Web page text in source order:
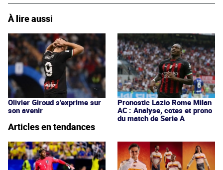
À lire aussi
Olivier Giroud s'exprime sur
son avenir
Pronostic Lazio Rome Milan
AC : Analyse, cotes et prono
du match de Serie A
Articles en tendances